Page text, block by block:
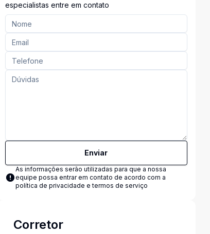
especialistas entre em contato
Enviar
As informações serão utilizadas para que a nossa
equipe possa entrar em contato de acordo com a
política de privacidade e termos de serviço
Corretor